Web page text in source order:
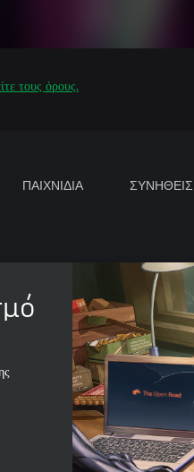
τους όρους.
ΠΑΙΧΝΙΔΙΑ